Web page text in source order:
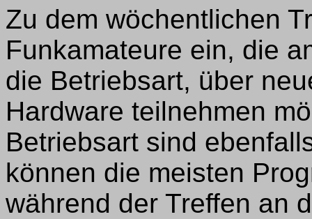
Zu dem wöchentlichen
Funkamateure ein, die
die Betriebsart, über
Hardware teilnehmen
Betriebsart sind
können die meisten
während der Treffen an